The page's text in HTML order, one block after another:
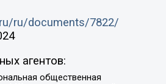
ru/documents/7822/
агентов:
"ЗП", Иванова София Юрьевна, Карезина Инна Павловна, Кильтау Екатерина Викторовна, Петров Алексей Викторович, Пискунов Сергей Евгеньевич, Смирнов Сергей Сергеевич, Тихонов Михаил Сергеевич, Общество с ограниченной ответственностью "ЖУРНАЛИСТ-ИНОСТРАННЫЙ АГЕНТ", Арапова Галина Юрьевна, Вольтская Татьяна Анатольевна, Американская компания "Mason G.E.S. Anonymous Foundation" (США), являющаяся владельцем интернет-издания https://mnews.world/, Компания "Stichting Bellingcat", зарегистрированная в Нидерландах (дата регистрации 11.07.2018), Захаров Андрей Вячеславович, Клепиковская Екатерина Дмитриевна, Общество с ограниченной ответственностью "МЕМО", Перл Роман Александрович, Симонов Евгений Алексеевич, Соловьева Елена Анатольевна, Сотников Даниил Владимирович, Сурначева Елизавета Дмитриевна, Автономная некоммерческая организация по защите прав человека и информированию населения "Якутия – Наше Мнение", Общество с ограниченной ответственностью "Москоу диджитал медиа", с 26.01.2023 Общество с ограниченной ответственностью "Чайка Белые сады", Ветошкина Валерия Валерьевна, Заговора Максим Александрович, Межрегиональное общественное движение "Российская ЛГБТ - сеть", Оленичев Максим Владимирович, Павлов Иван Юрьевич, Скворцова Елена Сергеевна, Общество с ограниченной ответственностью "Как бы инагент", Кочетков Игорь Викторович, Общество с ограниченной ответственностью "Честные выборы", Еланчик Олег Александрович, Общество с ограниченной ответственностью "Нобелевский призыв", Гималова Регина Эмилевна, Григорьев Андрей Валерьевич, Григорьева Алина Александровна, Ассоциация по содействию защите прав призывников, альтернативнослужащих и военнослужащих "Правозащитная группа "Гражданин.Армия.Право", Хисамова Регина Фаритовна, Автономная некоммерческая организация по реализации социально-правовых программ "Лилит", Дальневосточное общественное движение "Маяк", Санкт-Петербургская ЛГБТ-инициативная группа "Выход", Инициативная группа ЛГБТ+ "Реверс", Алексеев Андрей Викторович, Бекбулатова Таисия Львовна, Беляев Иван Михайлович, Владыкина Елена Сергеевна, Гельман Марат Александрович, Никульшина Вероника Юрьевна, Толоконникова Надежда Андреевна, Шендерович Виктор Анатольевич, Общество с ограниченной ответственностью "Данное сообщение", Общество с ограниченной ответственностью Издательский дом "Новая глава", Айнбиндер Александра Александровна, Московский комьюнити-центр для ЛГБТ+инициатив, Благотворительный фонд развития филантропии, Deutsche Welle (Германия, Kurt-Schumacher-Strasse 3, 53113 Bonn), Борзунова Мария Михайловна, Воробьев Виктор Викторович, Голубева Анна Львовна, Константинова Алла Михайловна, Малкова Ирина Владимировна, Мурадов Мурад Абдулгалимович, Осетинская Елизавета Николаевна, Понасенков Евгений Николаевич, Ганапольский Матвей Юрьевич, Киселев Евгений Алексеевич, Борухович Ирина Григорьевна, Дремин Иван Тимофеевич, Дубровский Дмитрий Викторович, Красноярская региональная общественная организация поддержки и развития альтернативных образовательных технологий и межкультурных коммуникаций "ИНТЕРРА", Маяковская Екатерина Алексеевна, Фейгин Марк Захарович, Филимонов Андрей Викторович, Дзугкоева Регина Николаевна, Доброхотов Роман Александрович, Дудь Юрий Александрович, Елкин Сергей Владимирович, Кругликов Кирилл Игоревич, Сабунаева Мария Леонидовна, Семенов Алексей Владимирович, Шаинян Карен Багратович, Шульман Екатерина Михайловна, Асафьев Артур Валерьевич, Вахштайн Виктор Семенович, Венедиктов Алексей Алексеевич, Лушникова Екатерина Евгеньевна, Волков Леонид Михайлович, Невзоров Александр Глебович, Пархоменко Сергей Борисович, Сироткин Ярослав Николаевич, Кара-Мурза Владимир Владимирович, Баранова Наталья Владимировна, Гозман Леонид Яковлевич, Кагарлицкий Борис Юльевич, Климарев Михаил Валерьевич, Милов Владимир Станиславович, Автономная некоммерческая организация Краснодарский центр современного искусства "Типография", Моргенштерн Алишер Тагирович, Соболь Любовь Эдуардовна, Общество с ограниченной ответственностью "ЛИЗА НОРМ", Каспаров Гарри Кимович, Ходорковский Михаил Борисович, Общество с ограниченной ответственностью "Апрельские тезисы", Данилович Ирина Брониславовна, Кашин Олег Владимирович, Петров Николай Владимирович, Пивоваров Алексей Владимирович, Соколов Михаил Владимирович, Цветкова Юлия Владимировна, Чичваркин Евгений Александрович, Комитет против пыток/Команда против пыток, Общество с ограниченной ответственностью "Первый научный", Общество с ограниченной ответственностью "Вертолет и ко", Белоцерковская Вероника Борисовна, Кац Максим Евгеньевич, Лазарева Татьяна Юрьевна, Шаведдинов Руслан Табризович, Яшин Илья Валерьевич, Общество с ограниченной ответственностью "Иноагент ААВ", Алешковский Дмитрий Петрович, Альбац Евгения Марковна, Быков Дмитрий Львович, Галямина Юлия Евгеньевна, Лойко Сергей Леонидович, Мартынов Кирилл Константинович, Медведев Сергей Александрович, Крашенинников Федор Геннадиевич, Гордеева Катерина Вл